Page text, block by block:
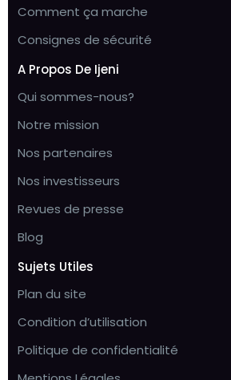
Comment ça marche
Consignes de sécurité
A Propos De Ijeni
Qui sommes-nous?
Notre mission
Nos partenaires
Nos investisseurs
Revues de presse
Blog
Sujets Utiles
Plan du site
Condition d’utilisation
Politique de confidentialité